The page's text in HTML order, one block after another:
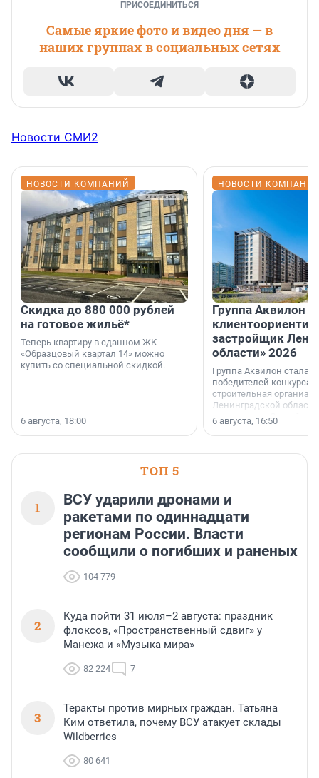
ПРИСОЕДИНИТЬСЯ
Самые яркие фото и видео дня — в
наших группах в социальных сетях
Новости СМИ2
НОВОСТИ КОМПАНИЙ
Скидка до 880 000 рублей
на готовое жильё*
Теперь квартиру в сданном ЖК
«Образцовый квартал 14» можно
купить со специальной скидкой.
6 августа, 18:00
НОВОСТИ
Группа Аквилон
застройщик
области» 2026
Группа Аквилон стала
победителей конкурса
строительная
Ленинградской области
номинации «Самый
застройщик
области».
6 августа, 16:50
ТОП 5
1
ВСУ ударили дронами и
ракетами по одиннадцати
регионам России. Власти
сообщили о погибших и раненых
104 779
2
Куда пойти 31 июля–2 августа: праздник
флоксов, «Пространственный сдвиг» у
Манежа и «Музыка мира»
82 224 7
3
Теракты против мирных граждан. Татьяна
Ким ответила, почему ВСУ атакует склады
Wildberries
80 641